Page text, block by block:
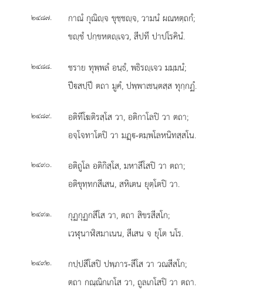
๒๔๘๗.
กาณํ กุณิฺจ ขุชฺชฺจ, วามนํ ผณหตฺถกํ;
ขฺชํ ปกฺขหตฺเจว, สีปทึ ปาปโรคินํ.
๒๔๘๘. ชราย ทุพฺพลํ อนฺธํ, พธิรฺเจว มมฺมนํ;
ปีสปฺปึ ตถา มูคํ, ปพฺพาเชนฺตสฺส ทุกฺกฏํ.
๒๔๘๙.
อติทีโฆติรสฺโส วา, อติกาโลปิ วา ตถา;
อจฺโจทาโตปิ วา มฏฺ-ตมฺพโลหนิทสฺสโน.
๒๔๙๐.
อติถูโล อติกิสฺโส, มหาสีโสปิ วา ตถา;
อติขุทฺทกสีเสน, สหิเตน ยุตฺโตปิ วา.
๒๔๙๑. กุฏกุฏกสีโส วา, ตถา สิขรสีสโก;
เวฬุนาฬิสมาเนน, สีเสน จ ยุโต นโร.
๒๔๙๒.
กปฺปสีโสปิ ปพฺภาร-สีโส วา วณสีสโก;
ตถา กณฺณิกเกโส วา, ถูลเกโสปิ วา ตถา.